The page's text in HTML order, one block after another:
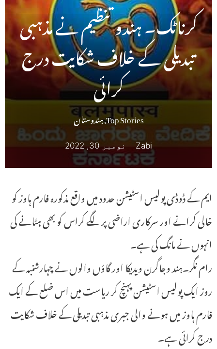
کرناٹک۔ ہندو تنظیم نے مذہبی
تبدیلی کے خلاف شکایت درج
کرائی
Top Stories
,ہندوستان
Zabi نومبر 30, 2022
ایم کے ڈوڈی پولیس اسٹیشن حدود میں واقع مذکورہ فارم ہاوز کو
خالی کرانے اور سرکاری اراضی پر لگے کراس کو بھی ہٹانے کی
انہوں نے مانگ کی ہے۔
رام نگر۔ہند وجاگرن ویدیکا اور گاؤں والوں نے چہارشنبہ کے
روز ایک پولیس اسٹیشن پہنچ کر ریاست میں اس ضلع کے ایک
فارم ہاوز میں ہونے والی جبری مذہبی تبدیلی کے خلاف شکایت
درج کرائی ہے۔